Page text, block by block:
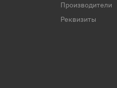
Производители
Реквизиты